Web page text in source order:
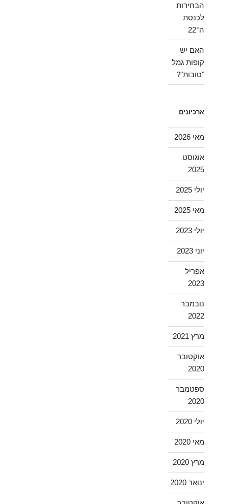
הבחירות
לכנסת
ה־22
האם יש
קופות גמל
"טובות"?
ארכיונים
מאי 2026
אוגוסט
2025
יולי 2025
מאי 2025
יולי 2023
יוני 2023
אפריל
2023
נובמבר
2022
מרץ 2021
אוקטובר
2020
ספטמבר
2020
יולי 2020
מאי 2020
מרץ 2020
ינואר 2020